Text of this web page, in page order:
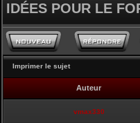
IDÉES POUR LE
Imprimer le sujet
Auteur
vmax330